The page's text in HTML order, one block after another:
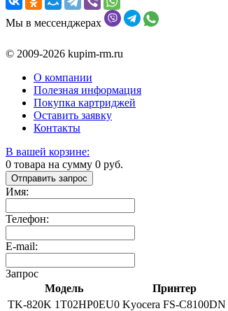
Мы в мессенджерах
© 2009-2026 kupim-rm.ru
О компании
Полезная информация
Покупка картриджей
Оставить заявку
Контакты
В вашей корзине:
0 товара на сумму 0 руб.
Отправить запрос
Имя:
Телефон:
E-mail:
Запрос
Модель
Принтер
TK-820K 1T02HP0EU0 Kyocera FS-C8100DN